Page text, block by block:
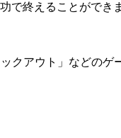
終えることができま
クアウト」などのゲ